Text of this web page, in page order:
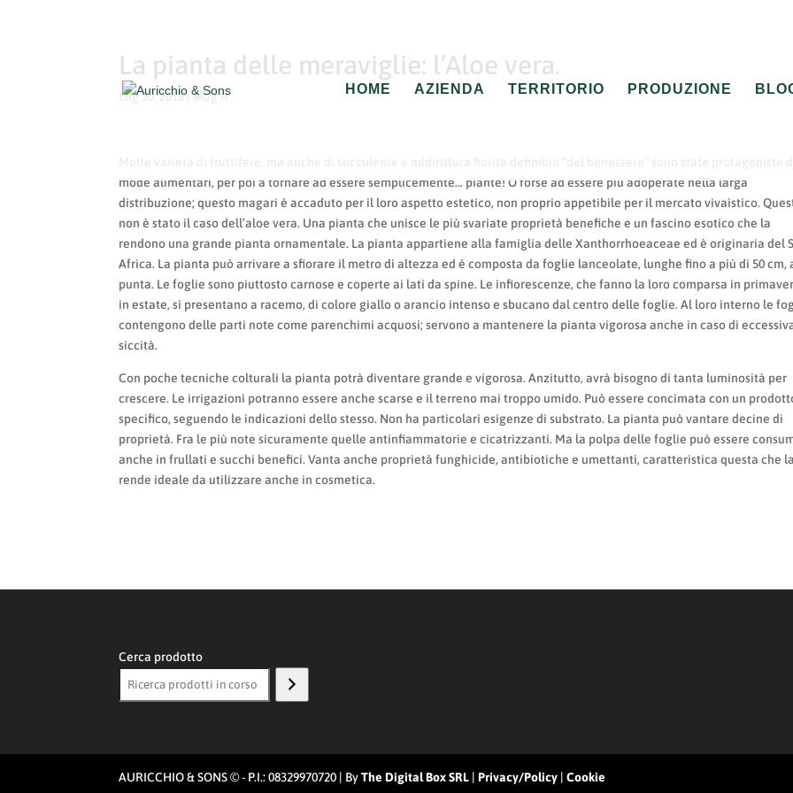
HOME AZIENDA TERRITORIO PRODUZIONE
La pianta delle meraviglie: l’Aloe vera.
Lug 30, 2018|Blog It
mode alimentari, per poi a tornare ad essere semplicemente… piante! O forse ad essere più adoperate nella larga
distribuzione; questo magari è accaduto per il loro aspetto estetico, non proprio appetibile per il mercato vivaistico.
non è stato il caso dell’aloe vera. Una pianta che unisce le più svariate proprietà benefiche e un fascino esotico che la
rendono una grande pianta ornamentale. La pianta appartiene alla famiglia delle Xanthorrhoeaceae ed è originaria del
Africa. La pianta può arrivare a sfiorare il metro di altezza ed è composta da foglie lanceolate, lunghe fino a più di 50 cm,
punta. Le foglie sono piuttosto carnose e coperte ai lati da spine. Le infiorescenze, che fanno la loro comparsa in
in estate, si presentano a racemo, di colore giallo o arancio intenso e sbucano dal centro delle foglie. Al loro interno le
contengono delle parti note come parenchimi acquosi; servono a mantenere la pianta vigorosa anche in caso di
siccità.
Con poche tecniche colturali la pianta potrà diventare grande e vigorosa. Anzitutto, avrà bisogno di tanta luminosità per
crescere. Le irrigazioni potranno essere anche scarse e il terreno mai troppo umido. Può essere concimata con un
specifico, seguendo le indicazioni dello stesso. Non ha particolari esigenze di substrato. La pianta può vantare decine di
proprietà. Fra le più note sicuramente quelle antinfiammatorie e cicatrizzanti. Ma la polpa delle foglie può essere
anche in frullati e succhi benefici. Vanta anche proprietà funghicide, antibiotiche e umettanti, caratteristica questa che la
rende ideale da utilizzare anche in cosmetica.
Cerca prodotto
AURICCHIO & SONS © - P.I.: 08329970720 | ByThe Digital Box SRL |Privacy/Policy |Cookie